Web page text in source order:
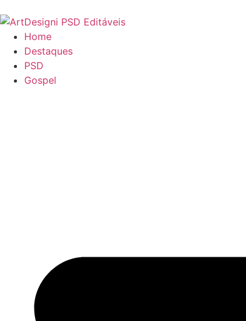
Home
Destaques
PSD
Gospel